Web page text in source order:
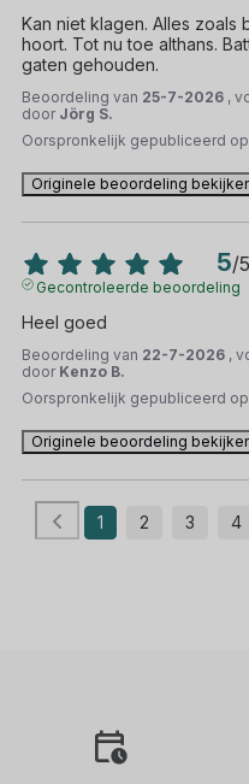
Kan niet klagen. Alles zoals
hoort. Tot nu toe althans.
gaten gehouden.
Beoordeling van 25-7-2026 ,
door Jörg S.
Oorspronkelijk gepubliceerd
Originele beoordeling
5/5
Gecontroleerde beoordeling
Heel goed
Beoordeling van 22-7-2026 ,
door Kenzo B.
Oorspronkelijk gepubliceerd
Originele beoordeling
1 2 3 4